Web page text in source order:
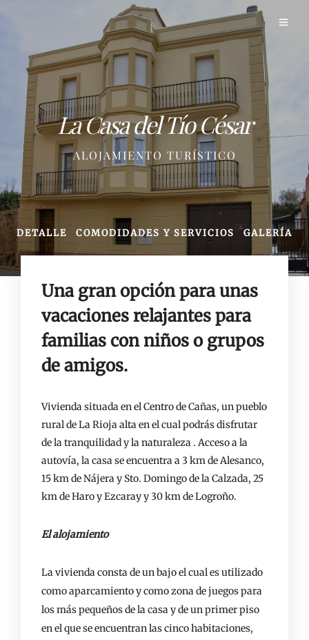
La Casa del Tío César
ALOJAMIENTO TURÍSTICO
DETALLE COMODIDADES Y SERVICIOS GALERÍA
Una gran opción para unas
vacaciones relajantes para
familias con niños o grupos
de amigos.
Vivienda situada en el Centro de Cañas, un pueblo
rural de La Rioja alta en el cual podrás disfrutar
de la tranquilidad y la naturaleza . Acceso a la
autovía, la casa se encuentra a 3 km de Alesanco,
15 km de Nájera y Sto. Domingo de la Calzada, 25
km de Haro y Ezcaray y 30 km de Logroño.
El alojamiento
La vivienda consta de un bajo el cual es utilizado
como aparcamiento y como zona de juegos para
los más pequeños de la casa y de un primer piso
en el que se encuentran las cinco habitaciones,